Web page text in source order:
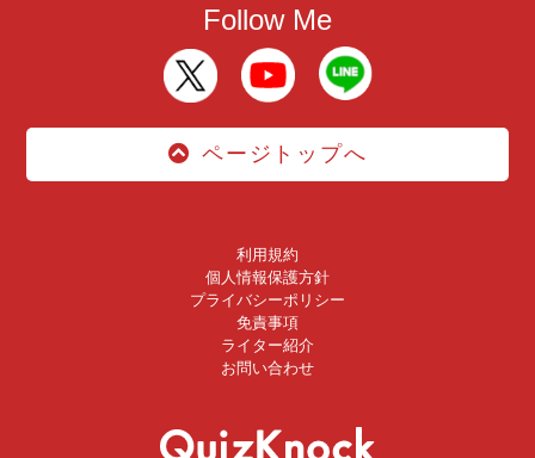
Follow Me
ページトップへ
利用規約
個人情報保護方針
プライバシーポリシー
免責事項
ライター紹介
お問い合わせ